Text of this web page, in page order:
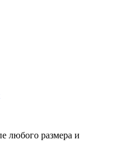
любого размера и